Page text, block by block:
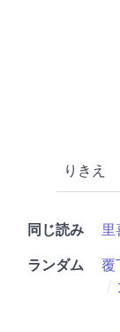
りきえ
同じ読み
里
ランダム
覆